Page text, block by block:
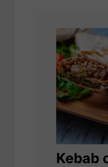
Kebab